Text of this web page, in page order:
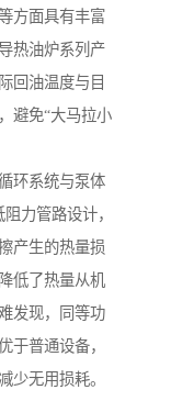
方面具有丰富
热油炉系列产
回油温度与目
避免“大马拉小
环系统与泵体
力管路设计，
产生的热量损
低了热量从机
发现，同等功
于普通设备，
少无用损耗。